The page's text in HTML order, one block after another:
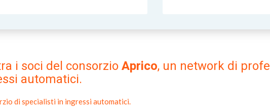
i soci del consorzioAprico, un network di
automatici.
di specialisti in ingressi automatici.